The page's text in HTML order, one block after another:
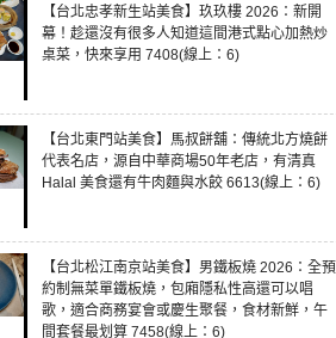
【台北忠孝新生站美食】玖玖樓 2026：新開
幕！趁還沒有很多人知道這間港式點心加熱炒
桌菜，快來享用 7408(線上：6)
【台北東門站美食】馬叔餅舖：傳統北方燒餅
代表名店，源自中華商場50年老店，有清真
Halal 美食還有牛肉麵與水餃 6613(線上：6)
【台北松江南京站美食】男鐵板燒 2026：全預
約制無菜單鐵板燒，包廂隱私性高還可以唱
歌，適合商務宴會或慶生聚餐，食材新鮮，午
間套餐最划算 7458(線上：6)